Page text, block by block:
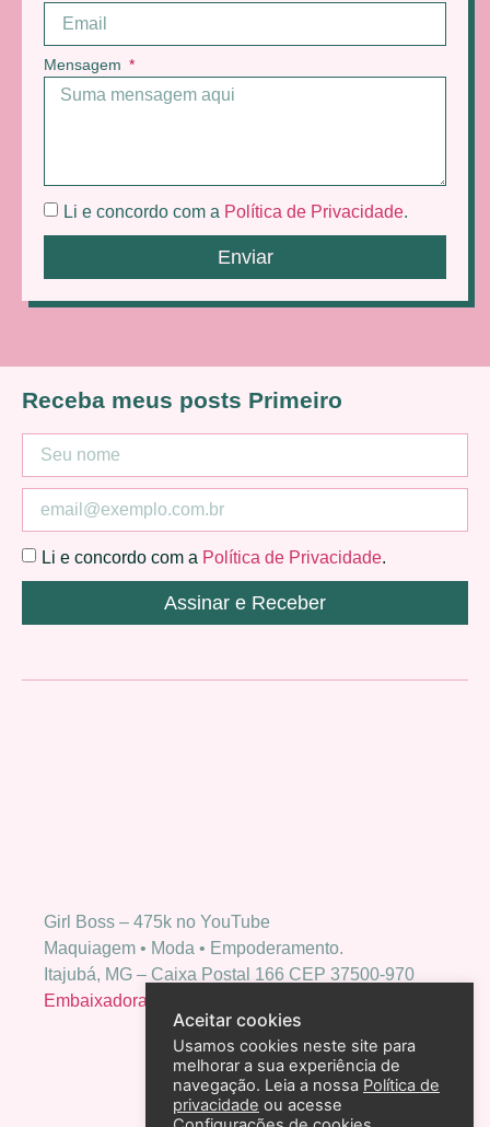
Mensagem
Li e concordo com a Política de Privacidade
Enviar
Girl Boss – 475k no YouTube
Maquiagem • Moda • Empoderamento.
Itajubá, MG – Caixa Postal 166 CEP 37500-970
Embaixadora Bio Extratus
Receba meus posts Primeiro
Li e concordo com a Política de Privacidade
Assinar e Receber
Aceitar cookies
Usamos cookies neste site para
melhorar a sua experiência de
navegação. Leia a nossa Política de
privacidade ou acesse